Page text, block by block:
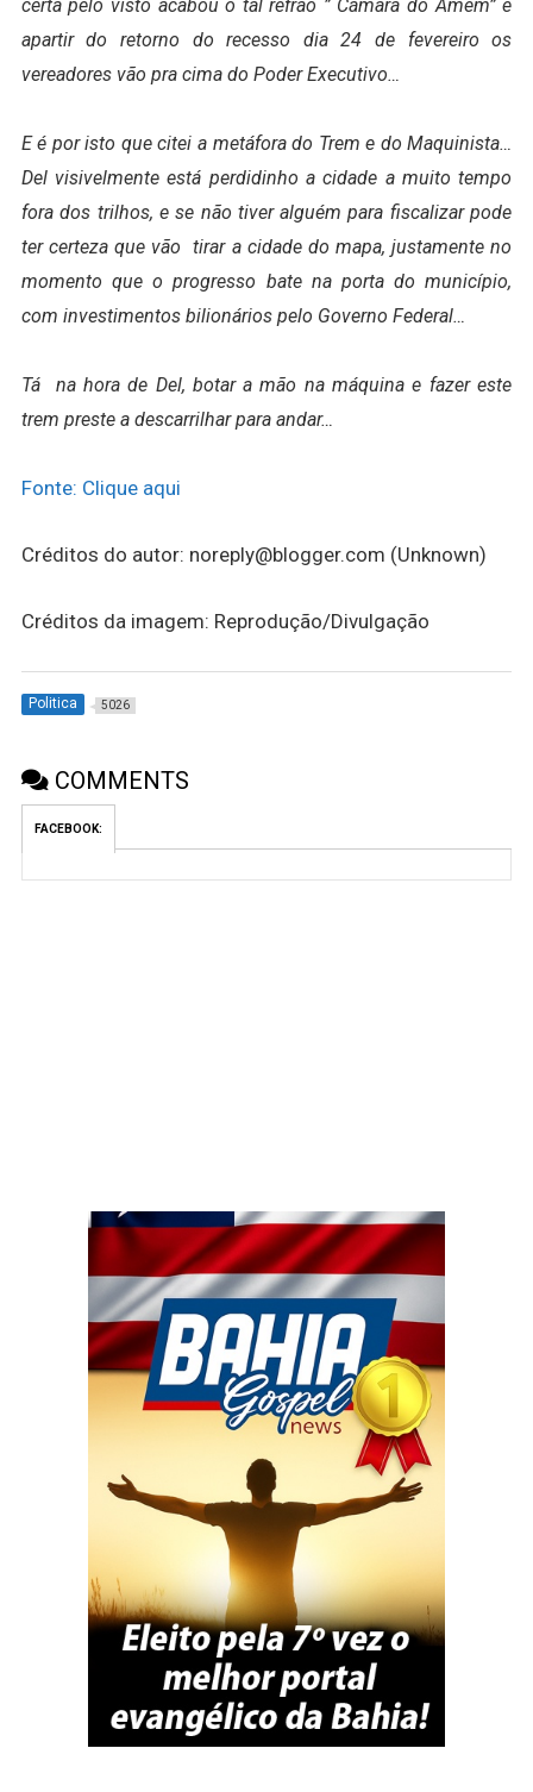
certa pelo visto acabou o tal refrão ” Câmara do Amém” e
apartir do retorno do recesso dia 24 de fevereiro os
vereadores vão pra cima do Poder Executivo…
E é por isto que citei a metáfora do Trem e do Maquinista…
Del visivelmente está perdidinho a cidade a muito tempo
fora dos trilhos, e se não tiver alguém para fiscalizar pode
ter certeza que vão tirar a cidade do mapa, justamente no
momento que o progresso bate na porta do município,
com investimentos bilionários pelo Governo Federal…
Tá na hora de Del, botar a mão na máquina e fazer este
trem preste a descarrilhar para andar…
Fonte: Clique aqui
Créditos do autor: noreply@blogger.com (Unknown)
Créditos da imagem: Reprodução/Divulgação
Politica 5026
COMMENTS
FACEBOOK: